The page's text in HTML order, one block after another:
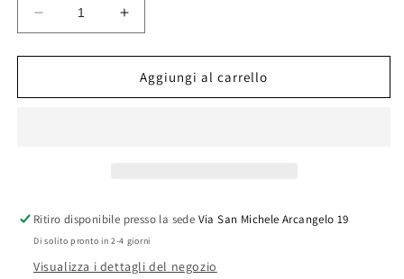
Diminuisci
quantità
per
MISCELATORE
MONOC.
Aumenta
quantità
per
MISCELATORE
MONOC.
Aggiungi al carrello
Ritiro disponibile presso la sede Via San Michele Arcangelo 19
Di solito pronto in 2-4 giorni
Visualizza i dettagli del negozio